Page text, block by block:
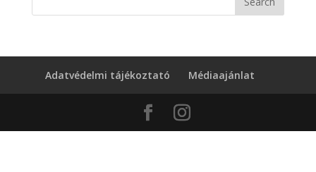
Adatvédelmi tájékoztató Médiaajánlat